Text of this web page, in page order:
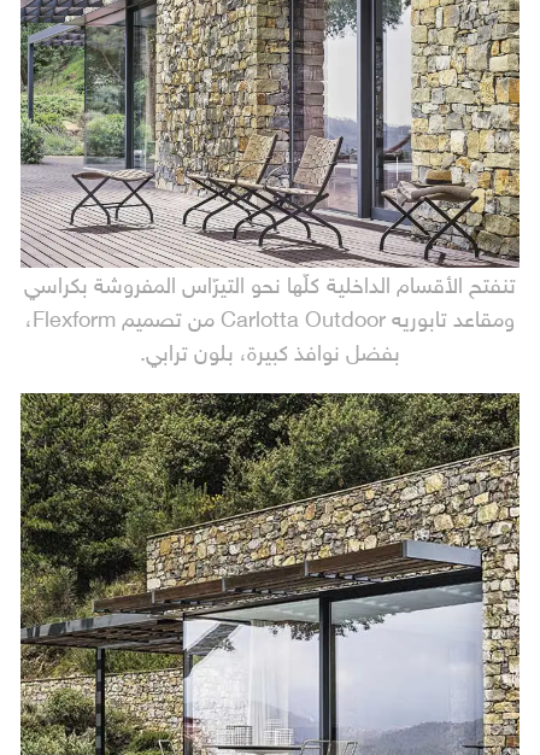
تنفتح الأقسام الداخلية كلّها نحو التيرّاس المفروشة بكراسي
ومقاعد تابوريه Carlotta Outdoor من تصميم Flexform،
بفضل نوافذ كبيرة، بلون ترابي.